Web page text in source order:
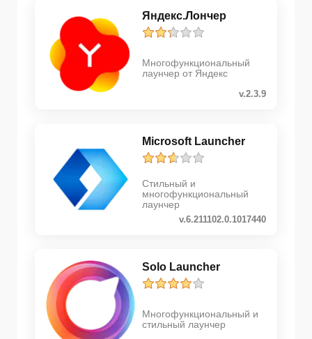
Яндекс.Лончер
Многофункциональный
лаунчер от Яндекс
v.2.3.9
Microsoft Launcher
Стильный и
многофункциональный
лаунчер
v.6.211102.0.1017440
Solo Launcher
Многофункциональный и
стильный лаунчер